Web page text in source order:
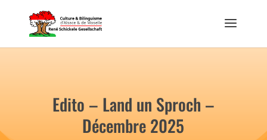
Edito – Land un Sproch –
Décembre 2025